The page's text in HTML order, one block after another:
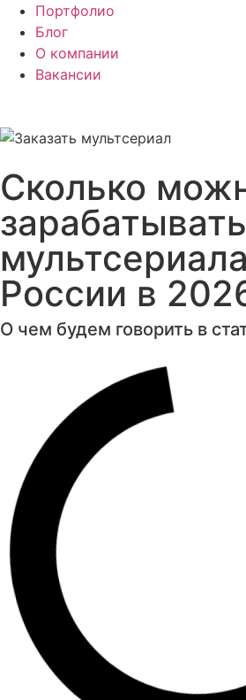
Портфолио
Блог
О компании
Вакансии
Сколько
России в
О чем будем говорить в